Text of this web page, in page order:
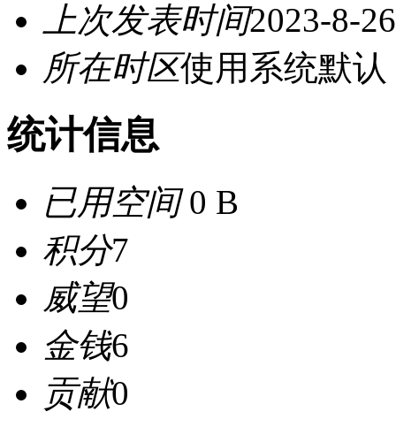
上次发表时间2023-8-
所在时区使用系统默认
统计信息
已用空间0 B
积分7
威望0
金钱6
贡献0